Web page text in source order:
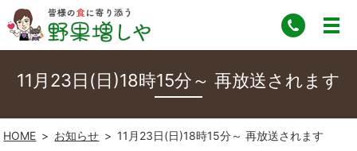
11月23日(日)18時15分～ 再放送されます
HOME お知らせ 11月23日(日)18時15分～ 再放送されます